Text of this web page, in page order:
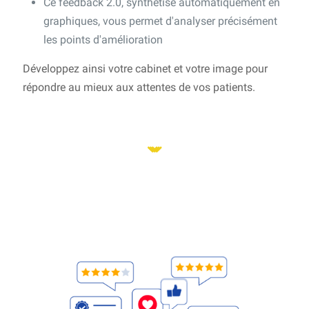
graphiques, vous permet d'analyser précisément
les points d'amélioration
Développez ainsi votre cabinet et votre image pour
répondre au mieux aux attentes de vos patients.